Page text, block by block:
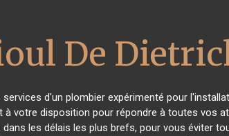
De
d'un plombier expérimenté pour
votre disposition pour répondre à toutes vos
les délais les plus brefs, pour vous éviter